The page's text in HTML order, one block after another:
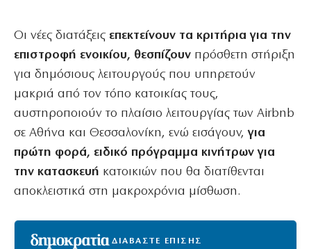
Οι νέες διατάξεις επεκτείνουν τα κριτήρια για την
επιστροφή ενοικίου, θεσπίζουν πρόσθετη στήριξη
για δημόσιους λειτουργούς που υπηρετούν
μακριά από τον τόπο κατοικίας τους,
αυστηροποιούν το πλαίσιο λειτουργίας των Airbnb
σε Αθήνα και Θεσσαλονίκη, ενώ εισάγουν,για
πρώτη φορά, ειδικό πρόγραμμα κινήτρων για
την κατασκευή κατοικιών που θα διατίθενται
αποκλειστικά στη μακροχρόνια μίσθωση.
ΔΙΑΒΑΣΤΕ ΕΠΙΣΗΣ